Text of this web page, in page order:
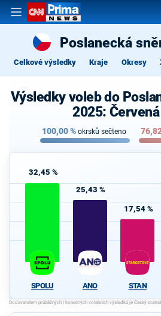
Poslanecká
Celkové výsledky Kraje Okresy
Výsledky voleb do
2025:
100,00% okrsků sečteno
32,45 %
SPOLU
25,43 %
ANO
17,54 %
STAN